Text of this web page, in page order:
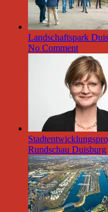
Landschaftspark
No Comment
Rundschau Duisburg